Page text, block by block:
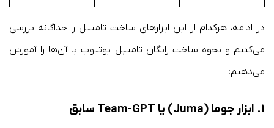
در ادامه، هرکدام از این ابزارهای ساخت تامنیل را جداگانه بررسی
می‌کنیم و نحوه ساخت رایگان تامنیل یوتیوب با آن‌ها را آموزش
می‌دهیم:
۱. ابزار جوما (Juma) یا Team-GPT سابق